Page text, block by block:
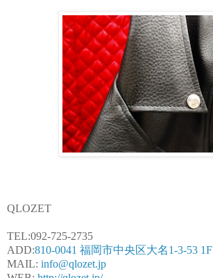
QLOZET
TEL:092-725-2735
ADD:810-0041 福岡市中央区大名1-3-53 1F
MAIL: info@qlozet.jp